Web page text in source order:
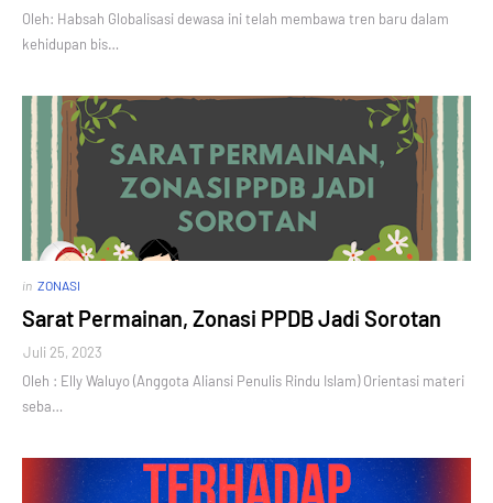
Oleh: Habsah Globalisasi dewasa ini telah membawa tren baru dalam
kehidupan bis…
in ZONASI
Sarat Permainan, Zonasi PPDB Jadi Sorotan
Juli 25, 2023
Oleh : Elly Waluyo (Anggota Aliansi Penulis Rindu Islam) Orientasi materi
seba…